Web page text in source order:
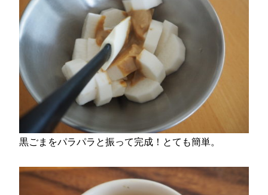
黒ごまをパラパラと振って完成！とても簡単。